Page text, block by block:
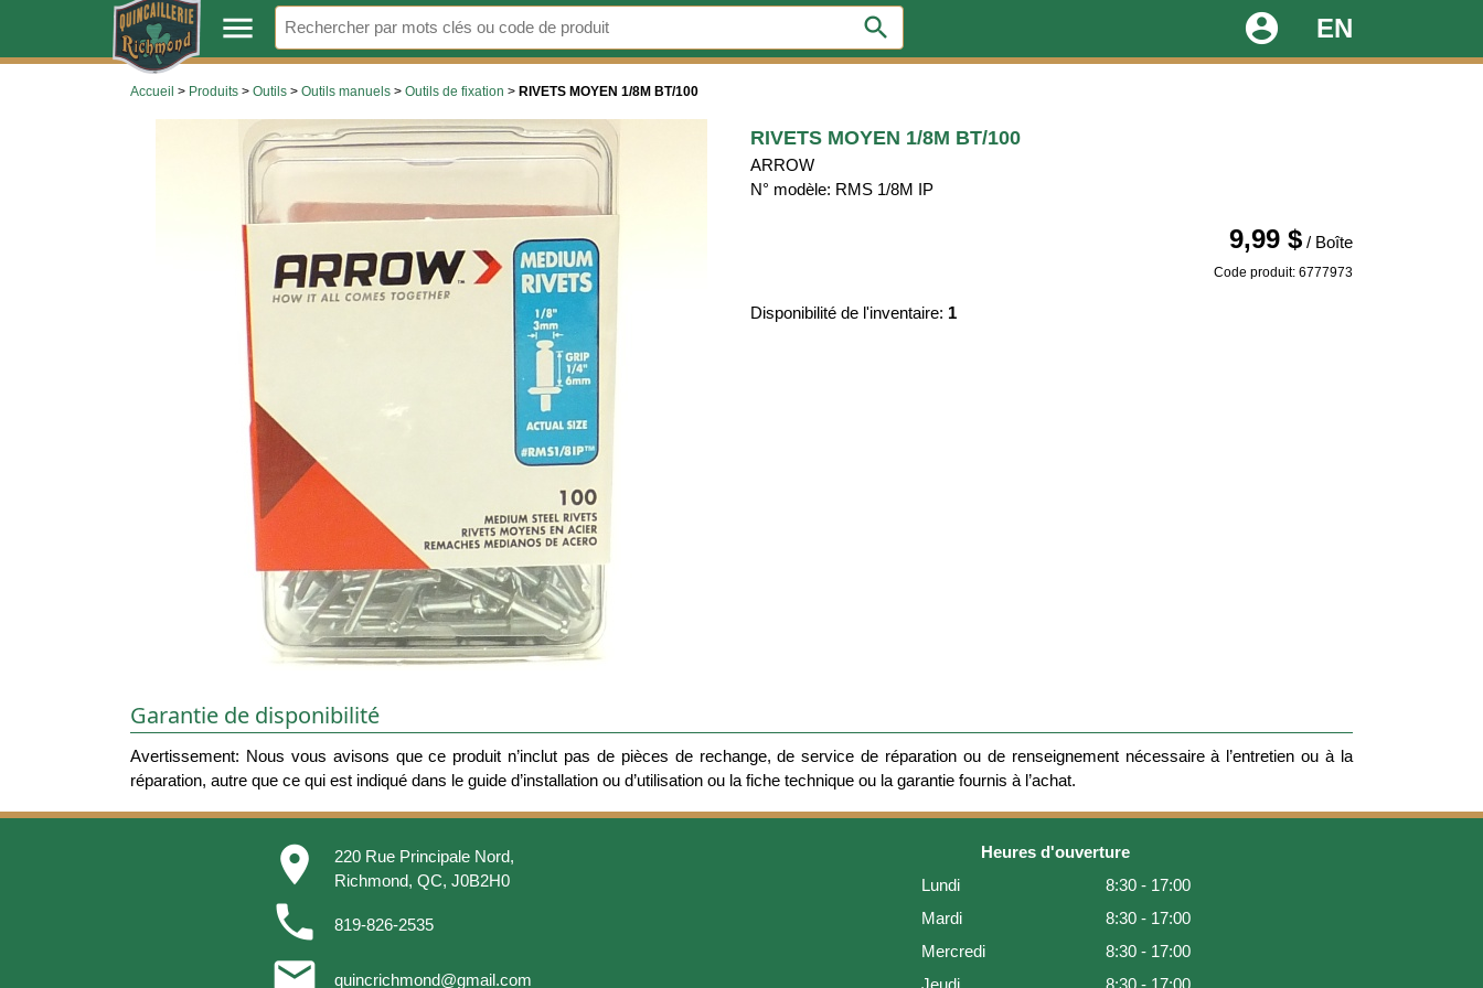
. menu search EN
account_circle
Accueil > Produits > Outils > Outils manuels > Outils de fixation > RIVETS MOYEN 1/8M BT/100
RIVETS MOYEN 1/8M BT/100
ARROW
N° modèle: RMS 1/8M IP
9,99 $/ Boîte
Code produit: 6777973
Disponibilité de l'inventaire: 1
Garantie de disponibilité
Avertissement: Nous vous avisons que ce produit n’inclut pas de pièces de rechange, de service de réparation ou de renseignement nécessaire à l’entretien ou à la
réparation, autre que ce qui est indiqué dans le guide d’installation ou d’utilisation ou la fiche technique ou la garantie fournis à l’achat.
place
220 Rue Principale Nord,
Richmond, QC, J0B2H0
phone 819-826-2535
email quincrichmond@gmail.com
Heures d'ouverture
Lundi
8:30 - 17:00
Mardi
8:30 - 17:00
Mercredi
8:30 - 17:00
Jeudi
8:30 - 17:00